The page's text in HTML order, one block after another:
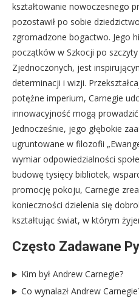
kształtowanie nowoczesnego
pozostawił po sobie
zgromadzone bogactwo. Jego
początków w Szkocji po
Zjednoczonych, jest
determinacji i wizji.
potężne imperium, Carnegie
innowacyjność mogą
Jednocześnie, jego głębokie
ugruntowane w filozofii
wymiar odpowiedzialności
budowę tysięcy bibliotek,
promocję pokoju, Carnegie
konieczności dzielenia się
kształtując świat, w którym
Często Zadawane
Kim był Andrew Carnegie?
Co wynalazł Andrew